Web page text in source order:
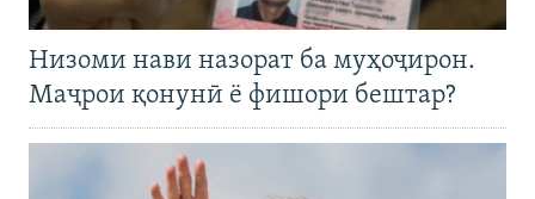
Низоми нави назорат ба муҳоҷирон.
Маҷрои қонунӣ ё фишори бештар?